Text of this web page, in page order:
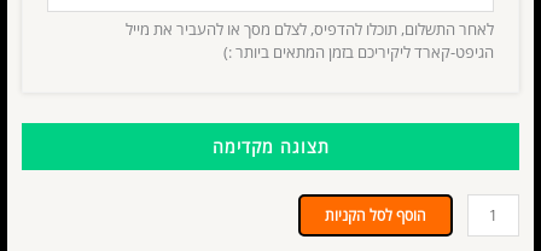
לאחר התשלום, תוכלו להדפיס, לצלם מסך או להעביר את מייל
הגיפט-קארד ליקיריכם בזמן המתאים ביותר :)
תצוגה מקדימה
הוסף לסל הקניות